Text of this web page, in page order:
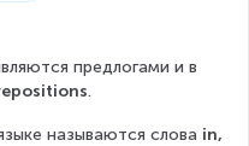
предлогами и в
.
называются слова in,